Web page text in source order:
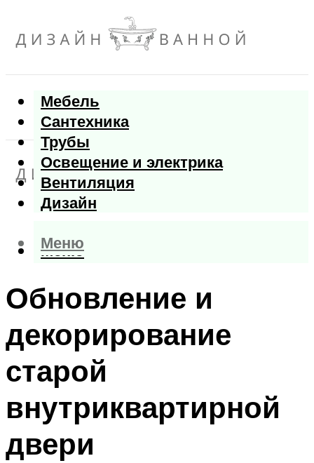
Мебель
Сантехника
Трубы
Освещение и электрика
Вентиляция
Дизайн
Меню
Меню
Обновление и
декорирование
старой
внутриквартирной
двери